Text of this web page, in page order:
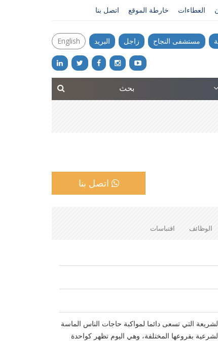
العطاءات خارطة الموقع اتصل بنا
مستشفى النجاح زاجل البريد English
اتصل بنا
الوظائف اقتباسات
التي تسعى دائما لمواكبة حاجات الناس الماسة
بفروعها المختلفة، وهي اليوم تظهر كواحدة